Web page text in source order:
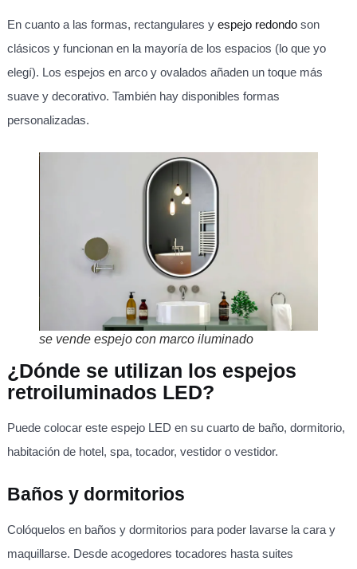
En cuanto a las formas, rectangulares y espejo redondo son
clásicos y funcionan en la mayoría de los espacios (lo que yo
elegí). Los espejos en arco y ovalados añaden un toque más
suave y decorativo. También hay disponibles formas
personalizadas.
se vende espejo con marco iluminado
¿Dónde se utilizan los espejos
retroiluminados LED?
Puede colocar este espejo LED en su cuarto de baño, dormitorio,
habitación de hotel, spa, tocador, vestidor o vestidor.
Baños y dormitorios
Colóquelos en baños y dormitorios para poder lavarse la cara y
maquillarse. Desde acogedores tocadores hasta suites